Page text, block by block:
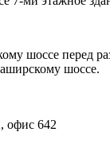
шоссе перед
шоссе.
офис 642